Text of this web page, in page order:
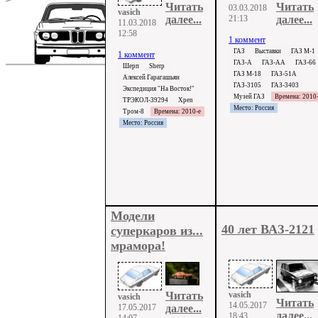
vasich
11.03.2018
12:58
1 коммент
Читать
далее...
Шерп
Sherp
Алексей Гарагашьян
Экспедиция "На Восток!"
ТРЭКОЛ-39294
Xpen
Тром-8
Времена: 2010-е
Место: Россия
03.03.2018
21:13
1 коммент
Читать
далее...
ГАЗ Выставки
ГАЗ М-1
ГАЗ-А
ГАЗ-АА
ГАЗ-66
ГАЗ М-18
ГАЗ-51А
ГАЗ-3105
ГАЗ-3403
Музей ГАЗ
Времена:
Место: Россия
Модели
суперкаров из...
мрамора!
vasich
17.05.2017
Читать
далее...
40 лет ВАЗ-2121
vasich
14.05.2017
18:43
Читать
далее...